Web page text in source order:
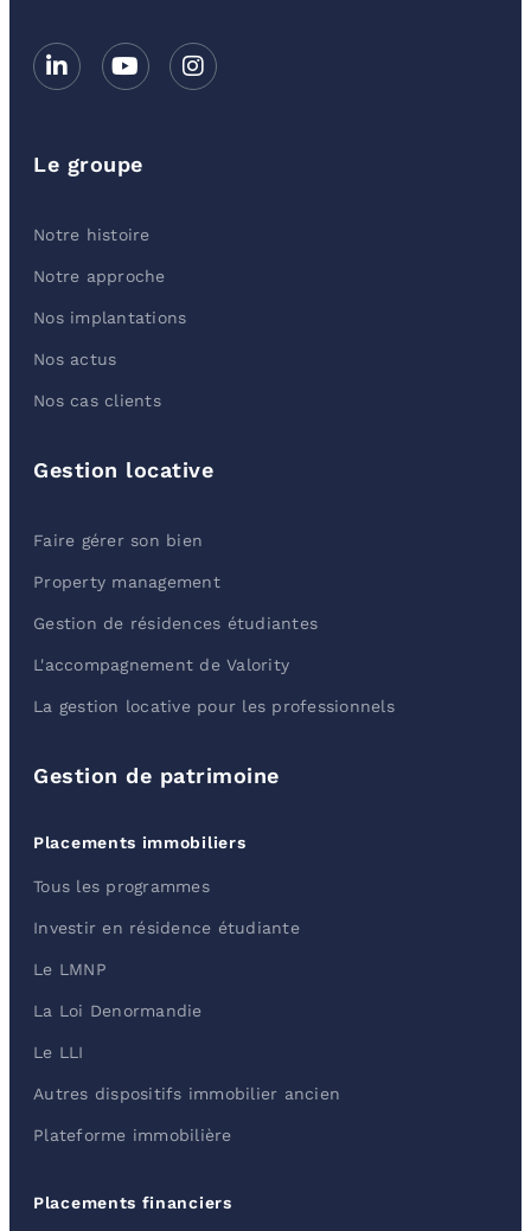
Le groupe
Notre histoire
Notre approche
Nos implantations
Nos actus
Nos cas clients
Gestion locative
Faire gérer son bien
Property management
Gestion de résidences étudiantes
L'accompagnement de Valority
La gestion locative pour les professionnels
Gestion de patrimoine
Placements immobiliers
Tous les programmes
Investir en résidence étudiante
Le LMNP
La Loi Denormandie
Le LLI
Autres dispositifs immobilier ancien
Plateforme immobilière
Placements financiers